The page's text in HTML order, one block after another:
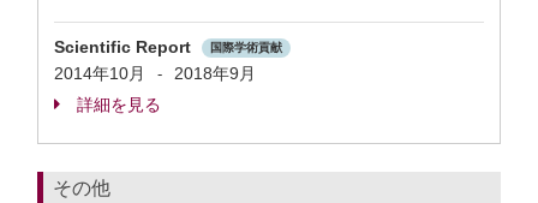
Scientific Report 国際学術貢献
2014年10月 -
2018年9月
詳細を見る
その他